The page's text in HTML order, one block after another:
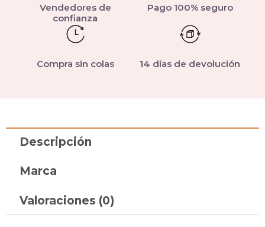
Vendedores de
confianza
Pago 100% seguro
Compra sin colas 14 días de devolución
Descripción
Marca
Valoraciones (0)